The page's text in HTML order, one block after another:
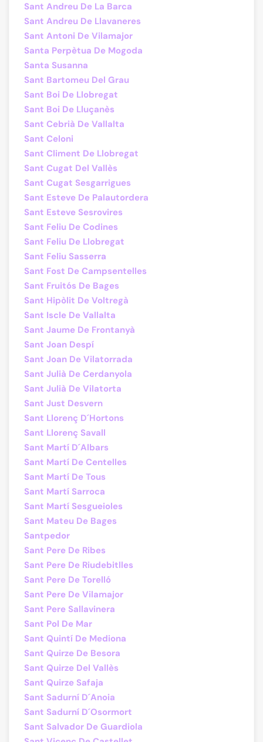
Sant Andreu De La Barca
Sant Andreu De Llavaneres
Sant Antoni De Vilamajor
Santa Perpètua De Mogoda
Santa Susanna
Sant Bartomeu Del Grau
Sant Boi De Llobregat
Sant Boi De Lluçanès
Sant Cebrià De Vallalta
Sant Celoni
Sant Climent De Llobregat
Sant Cugat Del Vallès
Sant Cugat Sesgarrigues
Sant Esteve De Palautordera
Sant Esteve Sesrovires
Sant Feliu De Codines
Sant Feliu De Llobregat
Sant Feliu Sasserra
Sant Fost De Campsentelles
Sant Fruitós De Bages
Sant Hipòlit De Voltregà
Sant Iscle De Vallalta
Sant Jaume De Frontanyà
Sant Joan Despí
Sant Joan De Vilatorrada
Sant Julià De Cerdanyola
Sant Julià De Vilatorta
Sant Just Desvern
Sant Llorenç D´Hortons
Sant Llorenç Savall
Sant Martí D´Albars
Sant Martí De Centelles
Sant Martí De Tous
Sant Martí Sarroca
Sant Martí Sesgueioles
Sant Mateu De Bages
Santpedor
Sant Pere De Ribes
Sant Pere De Riudebitlles
Sant Pere De Torelló
Sant Pere De Vilamajor
Sant Pere Sallavinera
Sant Pol De Mar
Sant Quintí De Mediona
Sant Quirze De Besora
Sant Quirze Del Vallès
Sant Quirze Safaja
Sant Sadurní D´Anoia
Sant Sadurní D´Osormort
Sant Salvador De Guardiola